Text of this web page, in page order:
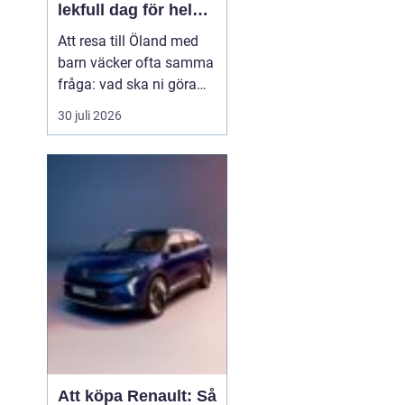
lekfull dag för hela
familjen
Att resa till Öland med
barn väcker ofta samma
fråga: vad ska ni göra
för att alla ska trivas,
oavsett ålder och
30 juli 2026
Att köpa Renault: Så